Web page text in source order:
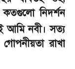
কতগুলো নিদর্শন
আমি নবী। সত্য
রাখা